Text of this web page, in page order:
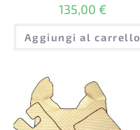
135,00 €
Aggiungi al carrello